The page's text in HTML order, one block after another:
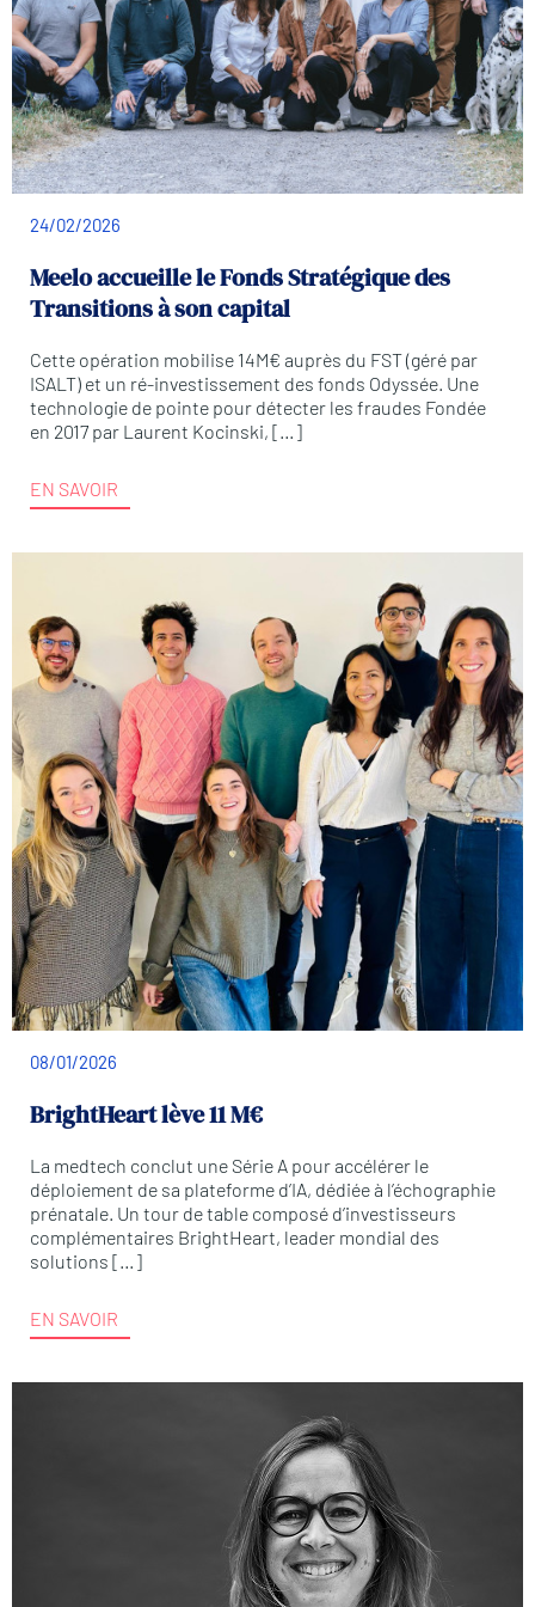
24/02/2026
Meelo accueille le Fonds Stratégique des
Transitions à son capital
Cette opération mobilise 14M€ auprès du FST (géré par
ISALT) et un ré-investissement des fonds Odyssée. Une
technologie de pointe pour détecter les fraudes Fondée
en 2017 par Laurent Kocinski, […]
EN SAVOIR
08/01/2026
BrightHeart lève 11 M€
La medtech conclut une Série A pour accélérer le
déploiement de sa plateforme d’IA, dédiée à l’échographie
prénatale. Un tour de table composé d’investisseurs
complémentaires BrightHeart, leader mondial des
solutions […]
EN SAVOIR